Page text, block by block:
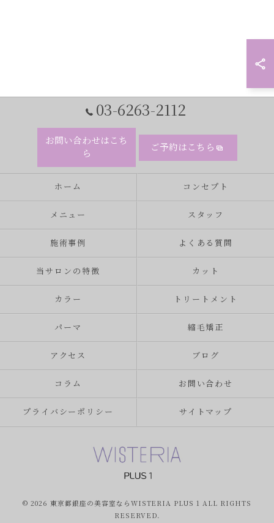
03-6263-2112
お問い合わせはこち
ら
ご予約はこちら
ホーム コンセプト
メニュー スタッフ
施術事例 よくある質問
当サロンの特徴 カット
カラー トリートメント
パーマ 縮毛矯正
アクセス ブログ
コラム お問い合わせ
プライバシーポリシー サイトマップ
© 2026 東京都銀座の美容室ならWISTERIA PLUS 1 ALL RIGHTS
RESERVED.